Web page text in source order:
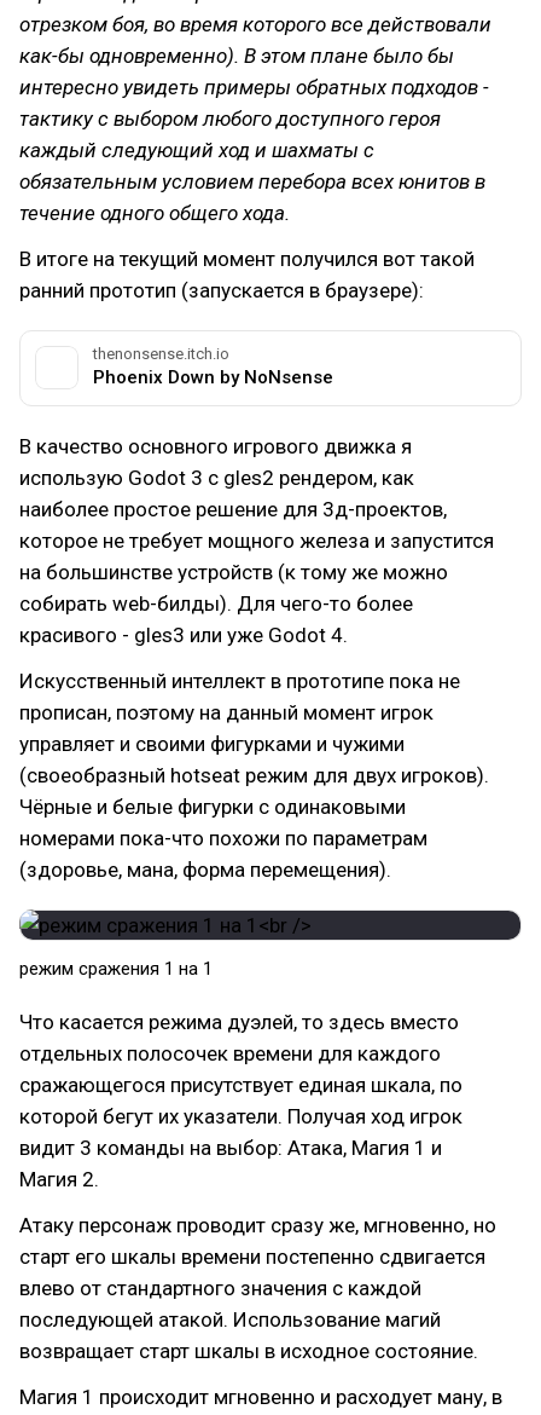
отрезком боя, во время которого все действовали
как-бы одновременно). В этом плане было бы
интересно увидеть примеры обратных подходов -
тактику с выбором любого доступного героя
каждый следующий ход и шахматы с
обязательным условием перебора всех юнитов в
течение одного общего хода.
В итоге на текущий момент получился вот такой
ранний прототип (запускается в браузере):
thenonsense.itch.io
Phoenix Down by NoNsense
В качество основного игрового движка я
использую Godot 3 с gles2 рендером, как
наиболее простое решение для 3д-проектов,
которое не требует мощного железа и запустится
на большинстве устройств (к тому же можно
собирать web-билды). Для чего-то более
красивого - gles3 или уже Godot 4.
Искусственный интеллект в прототипе пока не
прописан, поэтому на данный момент игрок
управляет и своими фигурками и чужими
(своеобразный hotseat режим для двух игроков).
Чёрные и белые фигурки с одинаковыми
номерами пока-что похожи по параметрам
(здоровье, мана, форма перемещения).
режим сражения 1 на 1
Что касается режима дуэлей, то здесь вместо
отдельных полосочек времени для каждого
сражающегося присутствует единая шкала, по
которой бегут их указатели. Получая ход игрок
видит 3 команды на выбор: Атака, Магия 1 и
Магия 2.
Атаку персонаж проводит сразу же, мгновенно, но
старт его шкалы времени постепенно сдвигается
влево от стандартного значения с каждой
последующей атакой. Использование магий
возвращает старт шкалы в исходное состояние.
Магия 1 происходит мгновенно и расходует ману, в